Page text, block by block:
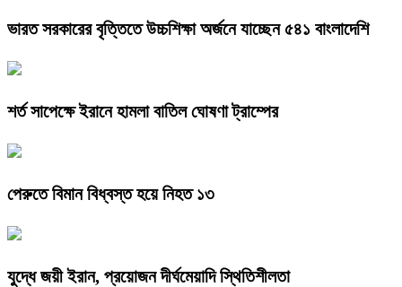
ভারত সরকারের বৃত্তিতে উচ্চশিক্ষা অর্জনে যাচ্ছেন ৫৪১ বাংলাদেশি
শর্ত সাপেক্ষে ইরানে হামলা বাতিল ঘোষণা ট্রাম্পের
পেরুতে বিমান বিধ্বস্ত হয়ে নিহত ১৩
যুদ্ধে জয়ী ইরান, প্রয়োজন দীর্ঘমেয়াদি স্থিতিশীলতা